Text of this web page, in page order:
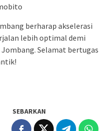
berharap akselerasi
lebih optimal demi
Selamat bertugas
SEBARKAN